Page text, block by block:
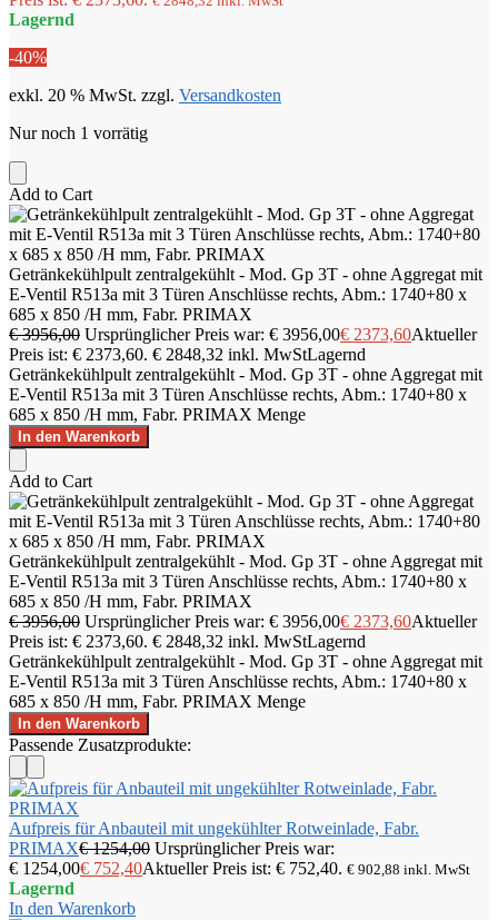
Lagernd
-40%
exkl. 20 % MwSt. zzgl. Versandkosten
Nur noch 1 vorrätig
Add to Cart
Getränkekühlpult zentralgekühlt - Mod. Gp 3T - ohne Aggregat mit
E-Ventil R513a mit 3 Türen Anschlüsse rechts, Abm.: 1740+80 x
685 x 850 /H mm, Fabr. PRIMAX
€3956,00 Ursprünglicher Preis war: € 3956,00€ 2373,60Aktueller
Preis ist: € 2373,60. € 2848,32 inkl. MwStLagernd
Getränkekühlpult zentralgekühlt - Mod. Gp 3T - ohne Aggregat mit
E-Ventil R513a mit 3 Türen Anschlüsse rechts, Abm.: 1740+80 x
685 x 850 /H mm, Fabr. PRIMAX Menge
In den Warenkorb
Add to Cart
Getränkekühlpult zentralgekühlt - Mod. Gp 3T - ohne Aggregat mit
E-Ventil R513a mit 3 Türen Anschlüsse rechts, Abm.: 1740+80 x
685 x 850 /H mm, Fabr. PRIMAX
€3956,00 Ursprünglicher Preis war: € 3956,00€ 2373,60Aktueller
Preis ist: € 2373,60. € 2848,32 inkl. MwStLagernd
Getränkekühlpult zentralgekühlt - Mod. Gp 3T - ohne Aggregat mit
E-Ventil R513a mit 3 Türen Anschlüsse rechts, Abm.: 1740+80 x
685 x 850 /H mm, Fabr. PRIMAX Menge
In den Warenkorb
Passende Zusatzprodukte:
Aufpreis für Anbauteil mit ungekühlter Rotweinlade, Fabr.
PRIMAX€1254,00 Ursprünglicher Preis war:
€ 1254,00€ 752,40Aktueller Preis ist: € 752,40. € 902,88 inkl. MwSt
Lagernd
In den Warenkorb